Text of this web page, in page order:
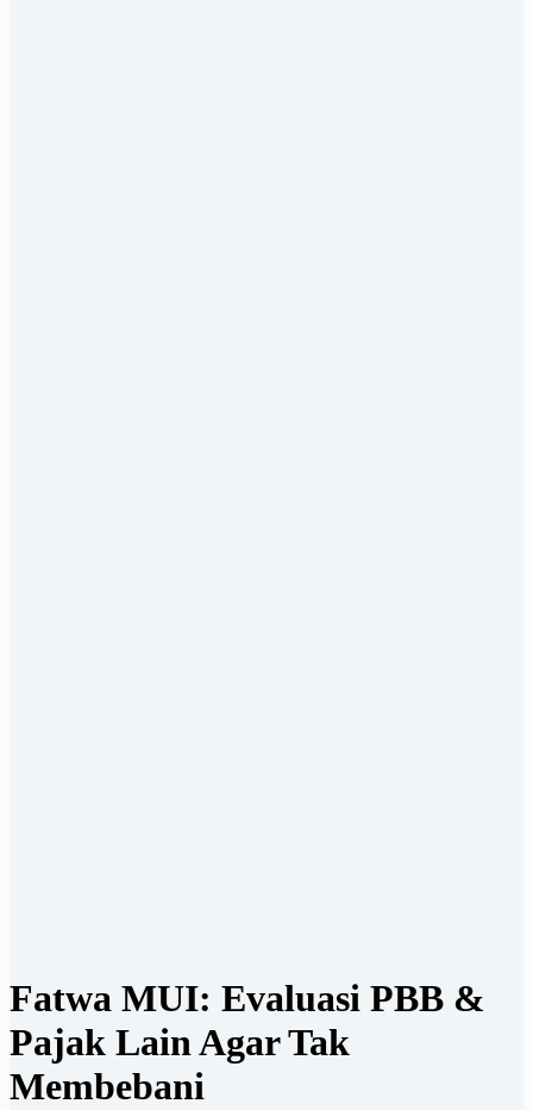
Fatwa MUI: Evaluasi PBB &
Pajak Lain Agar Tak
Membebani